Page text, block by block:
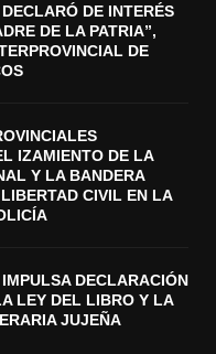
DE INTERÉS
DE LA PATRIA”,
DE
IZAMIENTO DE LA
Y LA BANDERA
CIVIL EN LA
DECLARACIÓN
LEY DEL LIBRO Y LA
JUJEÑA